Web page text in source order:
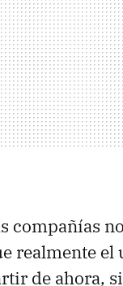
compañías
realmente el
de ahora,